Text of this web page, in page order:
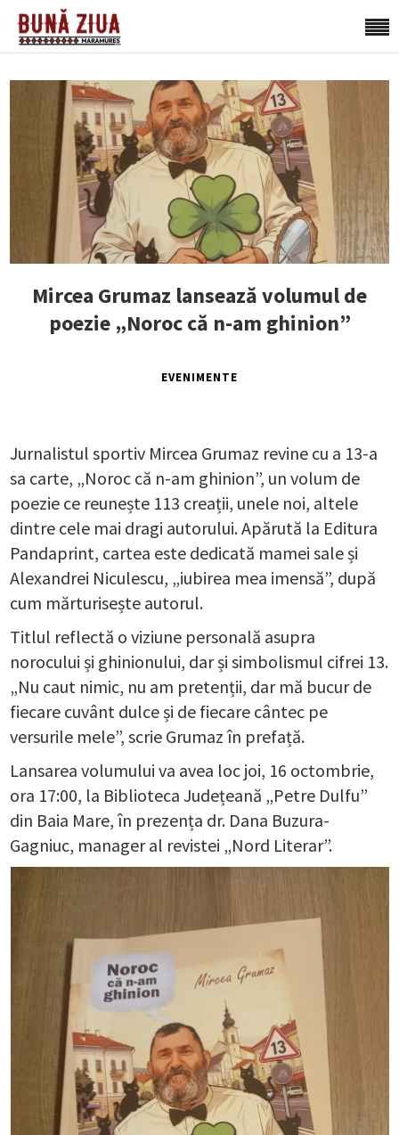
Mircea Grumaz lansează volumul de
poezie „Noroc că n-am ghinion”
EVENIMENTE
Jurnalistul sportiv Mircea Grumaz revine cu a 13-a
sa carte, „Noroc că n-am ghinion”, un volum de
poezie ce reunește 113 creații, unele noi, altele
dintre cele mai dragi autorului. Apărută la Editura
Pandaprint, cartea este dedicată mamei sale și
Alexandrei Niculescu, „iubirea mea imensă”, după
cum mărturisește autorul.
Titlul reflectă o viziune personală asupra
norocului și ghinionului, dar și simbolismul cifrei 13.
„Nu caut nimic, nu am pretenții, dar mă bucur de
fiecare cuvânt dulce și de fiecare cântec pe
versurile mele”, scrie Grumaz în prefață.
Lansarea volumului va avea loc joi, 16 octombrie,
ora 17:00, la Biblioteca Județeană „Petre Dulfu”
din Baia Mare, în prezența dr. Dana Buzura-
Gagniuc, manager al revistei „Nord Literar”.